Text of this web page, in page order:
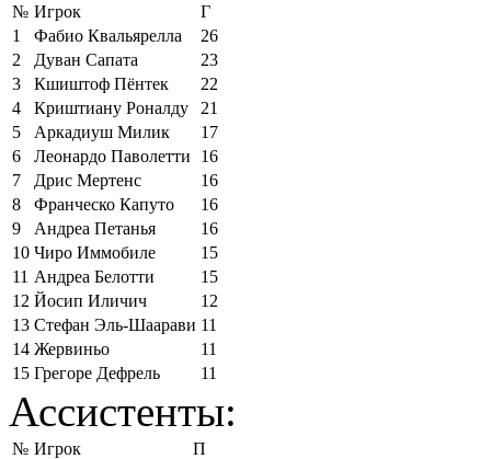
№ Игрок
Г
1
Фабио Квальярелла
26
2
Дуван Сапата
23
3
Кшиштоф Пёнтек
22
4
Криштиану Роналду
21
5
Аркадиуш Милик
17
6
Леонардо Паволетти
16
7
Дрис Мертенс
16
8
Франческо Капуто
16
9
Андреа Петанья
16
10 Чиро Иммобиле
15
11 Андреа Белотти
15
12 Йосип Иличич
12
13 Стефан Эль-Шаарави 11
14 Жервиньо
11
15 Грегоре Дефрель 11
Ассистенты:
№ Игрок
П